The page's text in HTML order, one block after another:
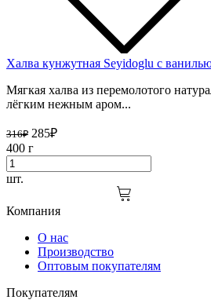
Халва кунжутная Seyidoglu с
Мягкая халва из перемолотого
лёгким нежным аром...
316₽ 285₽
400 г
шт.
Компания
О нас
Производство
Оптовым покупателям
Покупателям